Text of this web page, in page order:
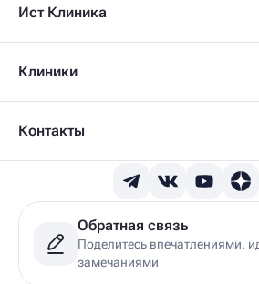
Ист Клиника
Клиники
Контакты
Обратная связь
Поделитесь впечатлениями,
замечаниями